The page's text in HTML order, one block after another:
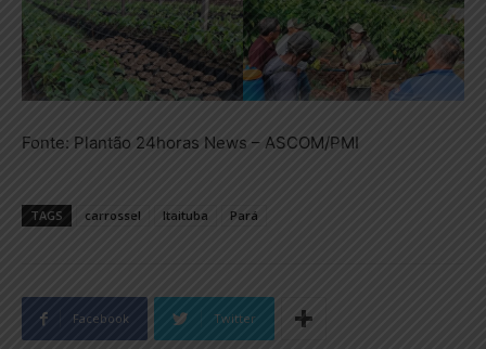
Fonte: Plantão 24horas News – ASCOM/PMI
TAGS carrossel Itaituba Pará
Facebook Twitter